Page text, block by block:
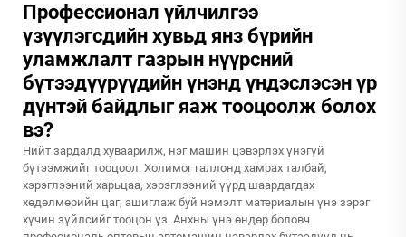
Профессионал үйлчилгээ
үзүүлэгсдийн хувьд янз бүрийн
уламжлалт газрын нүүрсний
бүтээдүүрүүдийн үнэнд үндэслэсэн үр
дүнтэй байдлыг яаж тооцоолж болох
вэ?
Нийт зардалд хуваарилж, нэг машин цэвэрлэх үнэгүй
бүтээмжийг тооцоол. Холимог галлонд хамрах талбай,
хэрэглээний харьцаа, хэрэглээний үүрд шаардагдах
хөдөлмөрийн цаг, ашиглаж буй нэмэлт материалын үнэ зэрэг
хүчин зүйлсийг тооцон үз. Анхны үнэ өндөр боловч